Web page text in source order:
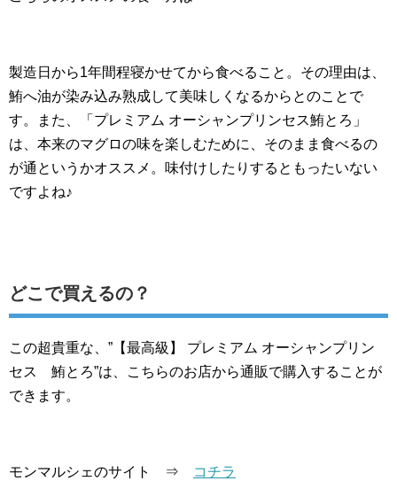
製造日から1年間程寝かせてから食べること。その理由は、
鮪へ油が染み込み熟成して美味しくなるからとのことで
す。また、「プレミアム オーシャンプリンセス鮪とろ」
は、本来のマグロの味を楽しむために、そのまま食べるの
が通というかオススメ。味付けしたりするともったいない
ですよね♪
どこで買えるの？
この超貴重な、”【最高級】 プレミアム オーシャンプリン
セス 鮪とろ”は、こちらのお店から通販で購入することが
できます。
モンマルシェのサイト ⇒ コチラ